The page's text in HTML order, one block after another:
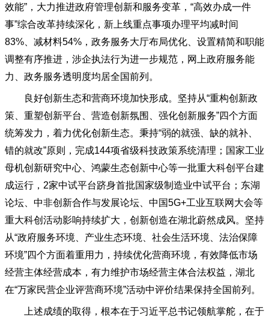
效能”，大力推进政府管理创新和服务变革，“高效办成一件
事”综合改革持续深化，新上线重点事项办理平均减时间
83%、减材料54%，政务服务大厅布局优化、设置精简和职能
调整有序推进，涉企执法行为进一步规范，网上政府服务能
力、政务服务透明度均居全国前列。
良好创新生态和营商环境加快形成。坚持从“重构创新政
策、重塑创新平台、营造创新氛围、强化创新服务”四个方面
统筹发力，着力优化创新生态。秉持“弱的就强、缺的就补、
错的就改”原则，完成144项省级科技政策系统清理；国家工业
母机创新研究中心、鸿蒙生态创新中心等一批重大科创平台建
成运行，2家中试平台跻身首批国家级制造业中试平台；东湖
论坛、中非创新合作与发展论坛、中国5G+工业互联网大会等
重大科创活动影响持续扩大，创新创造在湖北蔚然成风。坚持
从“政府服务环境、产业生态环境、社会生活环境、法治保障
环境”四个方面着重用力，持续优化营商环境，有效降低市场
经营主体经营成本，有力维护市场经营主体合法权益，湖北
在“万家民营企业评营商环境”活动中评价结果保持全国前列。
上述成绩的取得，根本在于习近平总书记领航掌舵，在于